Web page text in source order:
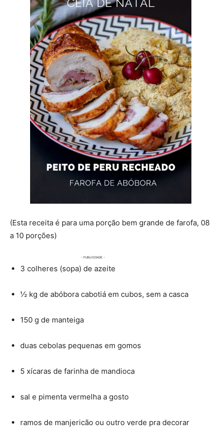
(Esta receita é para uma porção bem grande de farofa, 08
a 10 porções)
3 colheres (sopa) de azeite
½ kg de abóbora cabotiá em cubos, sem a casca
150 g de manteiga
duas cebolas pequenas em gomos
5 xícaras de farinha de mandioca
sal e pimenta vermelha a gosto
ramos de manjericão ou outro verde pra decorar